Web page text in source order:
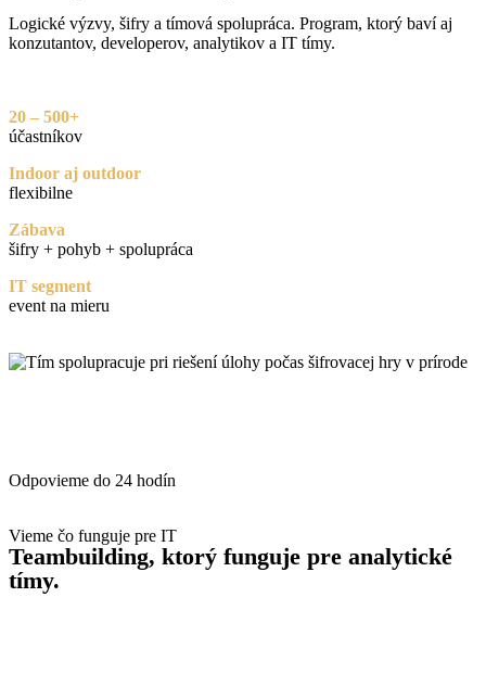
Logické výzvy, šifry a tímová spolupráca. Program, ktorý baví aj
konzutantov, developerov, analytikov a IT tímy.
20 – 500+
účastníkov
Indoor aj outdoor
flexibilne
Zábava
šifry + pohyb + spolupráca
IT segment
event na mieru
Odpovieme do 24 hodín
Vieme čo funguje pre IT
Teambuilding, ktorý funguje pre analytické
tímy.